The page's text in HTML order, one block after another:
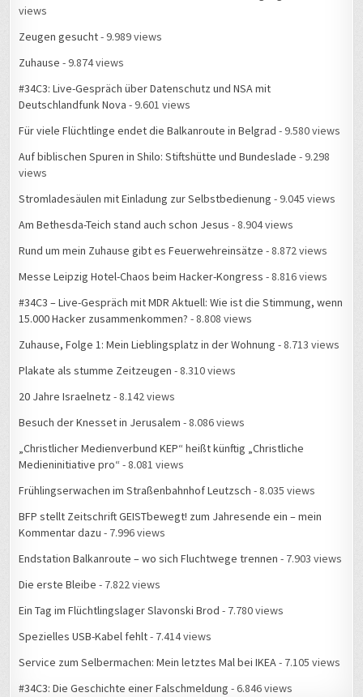
views
Zeugen gesucht- 9.989 views
Zuhause - 9.874 views
#34C3: Live-Gespräch über Datenschutz und NSA mit
Deutschlandfunk Nova - 9.601 views
Für viele Flüchtlinge endet die Balkanroute in Belgrad - 9.580 views
Auf biblischen Spuren in Shilo: Stiftshütte und Bundeslade - 9.298
views
Stromladesäulen mit Einladung zur Selbstbedienung - 9.045 views
Am Bethesda-Teich stand auch schon Jesus - 8.904 views
Rund um mein Zuhause gibt es Feuerwehreinsätze - 8.872 views
Messe Leipzig Hotel-Chaos beim Hacker-Kongress - 8.816 views
#34C3 – Live-Gespräch mit MDR Aktuell: Wie ist die Stimmung, wenn
15.000 Hacker zusammenkommen? - 8.808 views
Zuhause, Folge 1: Mein Lieblingsplatz in der Wohnung - 8.713 views
Plakate als stumme Zeitzeugen - 8.310 views
20 Jahre Israelnetz - 8.142 views
Besuch der Knesset in Jerusalem - 8.086 views
„Christlicher Medienverbund KEP“ heißt künftig „Christliche
Medieninitiative pro“ - 8.081 views
Frühlingserwachen im Straßenbahnhof Leutzsch - 8.035 views
BFP stellt Zeitschrift GEISTbewegt! zum Jahresende ein – mein
Kommentar dazu - 7.996 views
Endstation Balkanroute – wo sich Fluchtwege trennen - 7.903 views
Die erste Bleibe - 7.822 views
Ein Tag im Flüchtlingslager Slavonski Brod - 7.780 views
Spezielles USB-Kabel fehlt- 7.414 views
Service zum Selbermachen: Mein letztes Mal bei IKEA- 7.105 views
#34C3: Die Geschichte einer Falschmeldung - 6.846 views